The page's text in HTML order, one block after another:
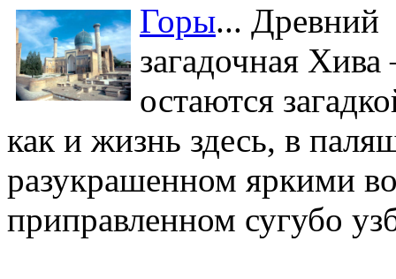
Горы... Древний
загадочная
остаются
как и жизнь здесь, в
разукрашенном яркими
приправленном сугубо